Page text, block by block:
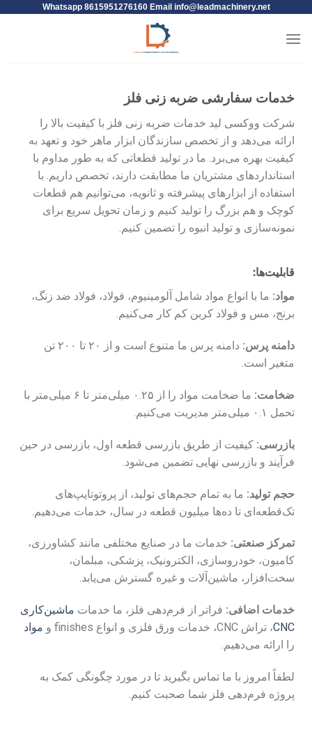
Whatsapp 8615951276160 Email info@leadmachinery.net
خدمات سفارشی ضربه زنی فلز
شرکت ووکسی لید خدمات ضربه زنی فلز با کیفیت بالا را
ارائه می‌دهد و از تخصص سازندگان ابزار ماهر خود و تعهد به
کیفیت بهره می‌برد. ما در تولید قطعاتی که به طور مداوم با
استانداردهای مشتریان ما مطابقت دارند، تخصص داریم. با
استفاده از ابزارهای پیشرفته و ثانویه، می‌توانیم هم قطعات
کوچک و هم بزرگ را تولید کنیم و زمان تحویل سریع برای
نمونه‌سازی و تولید انبوه را تضمین کنیم.
قابلیت‌ها:
مواد: ما با انواع مواد شامل آلومینیوم، فولاد، فولاد ضد زنگ،
برنج، مس و فولاد کربن کم کار می‌کنیم.
دامنه پرس:
دامنه پرس ما متنوع است و از ۲۰ تا ۲۰۰ تن
متغیر است.
ضخامت:
ما ضخامت مواد را از ۰.۲۵ میلی‌متر تا ۶ میلی‌متر با
تحمل ۰.۱ میلی‌متر مدیریت می‌کنیم.
بازرسی: کیفیت از طریق بازرسی قطعه اول، بازرسی در حین
فرآیند و بازرسی نهایی تضمین می‌شود.
حجم تولید: ما به تمام حجم‌های تولید، از پروتوتایپ‌های
تک‌قطعه‌ای تا ده‌ها میلیون قطعه در سال، خدمات می‌دهیم.
تمرکز صنعتی: خدمات ما در صنایع مختلفی مانند کشاورزی،
کامیون، خودروسازی، الکترونیک، پزشکی، مبلمان،
سخت‌افزار، ماشین‌آلات و غیره گسترش می‌یابد.
خدمات اضافی: فراتر از فرم‌دهی فلز، ما خدمات ماشین‌کاری
CNC، تراش CNC، خدمات ورق فلزی و انواع finishes و
مواد
را ارائه می‌دهیم.
لطفاً امروز با ما تماس بگیرید تا در مورد چگونگی کمک به
پروژه فرم‌دهی فلز شما صحبت کنیم.